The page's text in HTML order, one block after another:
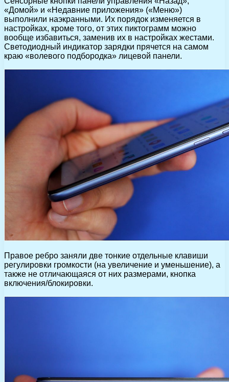
«Домой» и «Недавние приложения» («Меню»)
выполнили наэкранными. Их порядок изменяется в
настройках, кроме того, от этих пиктограмм можно
вообще избавиться, заменив их в настройках жестами.
Светодиодный индикатор зарядки прячется на самом
краю «волевого подбородка» лицевой панели.
Правое ребро заняли две тонкие отдельные клавиши
регулировки громкости (на увеличение и уменьшение), а
также не отличающаяся от них размерами, кнопка
включения/блокировки.